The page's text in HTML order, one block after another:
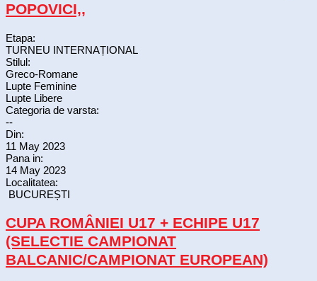
POPOVICI,,
Etapa:
TURNEU INTERNAȚIONAL
Stilul:
Greco-Romane
Lupte Feminine
Lupte Libere
Categoria de varsta:
--
Din:
11 May 2023
Pana in:
14 May 2023
Localitatea:
BUCUREȘTI
CUPA ROMÂNIEI U17 + ECHIPE U17
(SELECTIE CAMPIONAT
BALCANIC/CAMPIONAT EUROPEAN)